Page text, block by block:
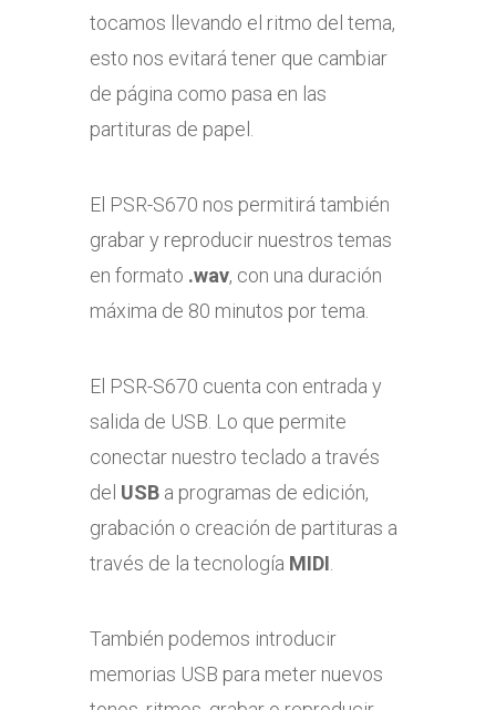
tocamos llevando el ritmo del tema,
esto nos evitará tener que cambiar
de página como pasa en las
partituras de papel.
El PSR-S670 nos permitirá también
grabar y reproducir nuestros temas
en formato .wav, con una duración
máxima de 80 minutos por tema.
El PSR-S670 cuenta con entrada y
salida de USB. Lo que permite
conectar nuestro teclado a través
del USBa programas de edición,
grabación o creación de partituras a
través de la tecnología MIDI
También podemos introducir
memorias USB para meter nuevos